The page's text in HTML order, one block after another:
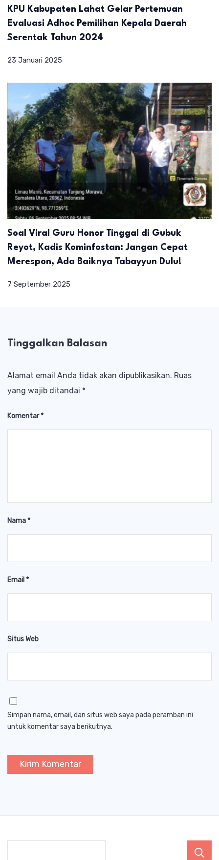
KPU Kabupaten Lahat Gelar Pertemuan
Evaluasi Adhoc Pemilihan Kepala Daerah
Serentak Tahun 2024
23 Januari 2025
Soal Viral Guru Honor Tinggal di Gubuk
Reyot, Kadis Kominfostan: Jangan Cepat
Merespon, Ada Baiknya Tabayyun Dulu!
7 September 2025
Tinggalkan Balasan
Alamat email Anda tidak akan dipublikasikan. Ruas
yang wajib ditandai *
Komentar*
Nama*
Email*
Situs Web
Simpan nama, email, dan situs web saya pada peramban ini
untuk komentar saya berikutnya.